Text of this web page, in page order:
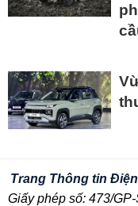
Trang Thông tin
Giấy phép số: 473/